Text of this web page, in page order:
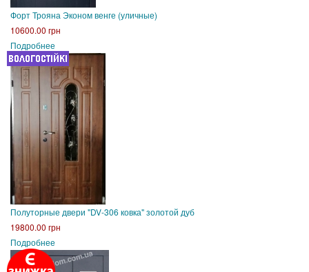
Форт Трояна Эконом венге (уличные)
10600.00 грн
Подробнее
Полуторные двери "DV-306 ковка" золотой дуб
19800.00 грн
Подробнее